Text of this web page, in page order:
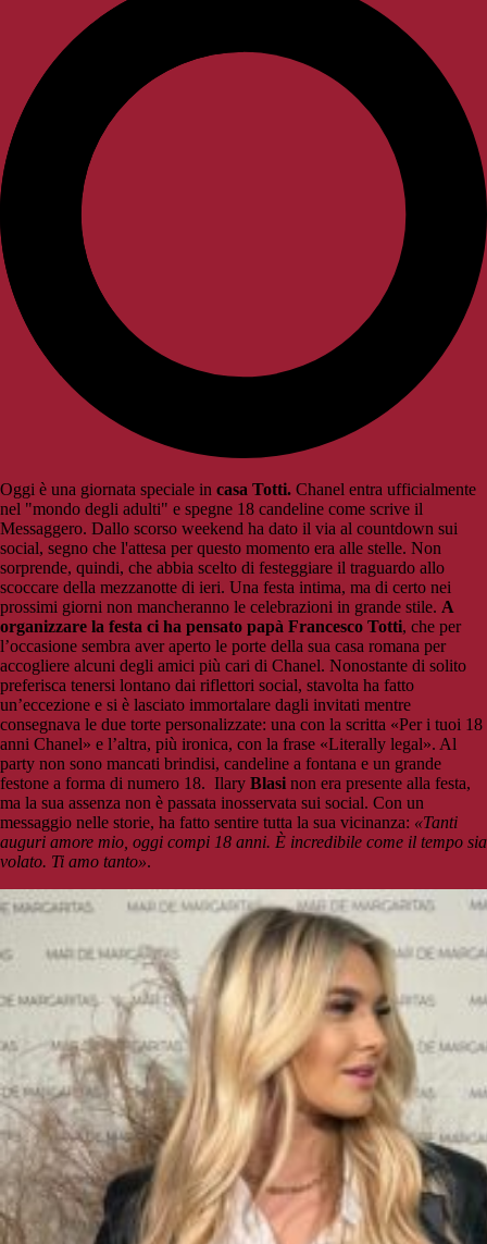
Oggi è una giornata speciale in casa Totti. Chanel entra ufficialmente
nel "mondo degli adulti" e spegne 18 candeline come scrive il
Messaggero. Dallo scorso weekend ha dato il via al countdown sui
social, segno che l'attesa per questo momento era alle stelle. Non
sorprende, quindi, che abbia scelto di festeggiare il traguardo allo
scoccare della mezzanotte di ieri. Una festa intima, ma di certo nei
prossimi giorni non mancheranno le celebrazioni in grande stile. A
organizzare la festa ci ha pensato papà Francesco Totti, che per
l’occasione sembra aver aperto le porte della sua casa romana per
accogliere alcuni degli amici più cari di Chanel. Nonostante di solito
preferisca tenersi lontano dai riflettori social, stavolta ha fatto
un’eccezione e si è lasciato immortalare dagli invitati mentre
consegnava le due torte personalizzate: una con la scritta «Per i tuoi 18
anni Chanel» e l’altra, più ironica, con la frase «Literally legal». Al
party non sono mancati brindisi, candeline a fontana e un grande
festone a forma di numero 18. Ilary Blasi non era presente alla festa,
ma la sua assenza non è passata inosservata sui social. Con un
messaggio nelle storie, ha fatto sentire tutta la sua vicinanza: «Tanti
auguri amore mio, oggi compi 18 anni. È incredibile come il tempo sia
volato. Ti amo tanto».